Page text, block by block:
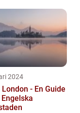
2024
- En Guide